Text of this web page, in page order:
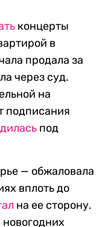
концерты
в
продала за
через суд.
на
подписания
под
— обжаловала
вплоть до
на ее сторону.